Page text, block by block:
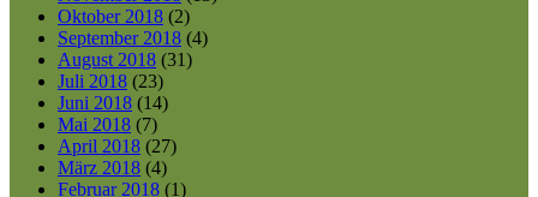
Oktober 2018 (2)
September 2018 (4)
August 2018 (31)
Juli 2018 (23)
Juni 2018 (14)
Mai 2018 (7)
April 2018 (27)
März 2018 (4)
Februar 2018 (1)